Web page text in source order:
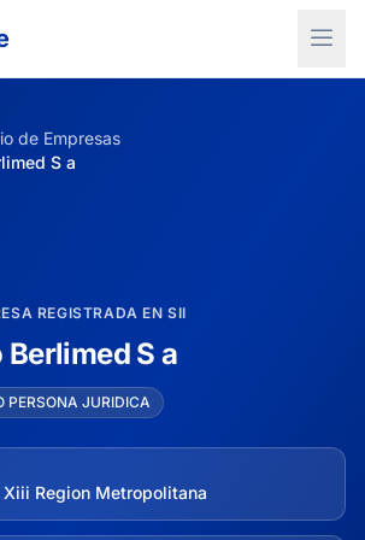
de Empresas
S a
REGISTRADA EN SII
S a
PERSONA JURIDICA
Xiii Region Metropolitana